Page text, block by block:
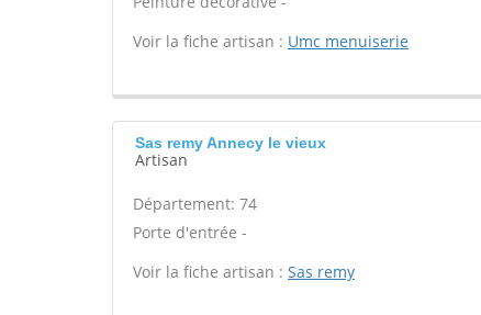
Voir la fiche artisan : Umc menuiserie
Sas remy Annecy le vieux
Artisan
Département: 74
Porte d'entrée -
Voir la fiche artisan : Sas remy